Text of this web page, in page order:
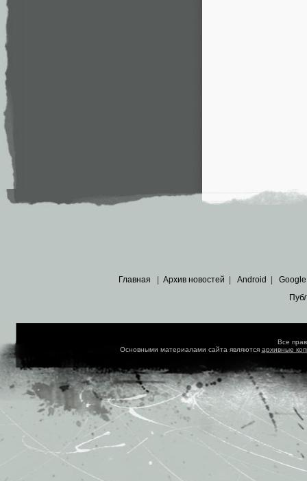
Главная Архив новостей Android Google
Все
Основными материалами сайта являются архивные